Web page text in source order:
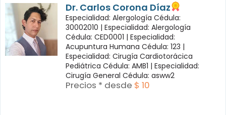
Dr. Carlos Corona Díaz
Especialidad: Alergología Cédula:
30002010 | Especialidad: Alergología
Cédula: CED0001 | Especialidad:
Acupuntura Humana Cédula: 123 |
Especialidad: Cirugía Cardiotorácica
Pediátrica Cédula: AMB1 | Especialidad:
Cirugía General Cédula: asww2
Precios * desde $ 10